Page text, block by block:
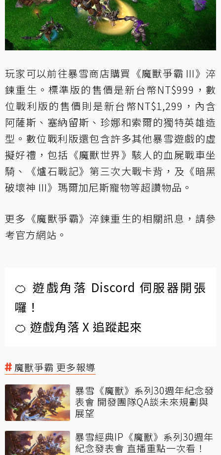
玩家可以前往暴雪商店購買《魔獸爭霸 III》淬
鍊重生。標準版的售價是新台幣NT$999，數
位戰利版的售價則是新台幣NT$1,299，內含
阿薩斯、塞納留斯、珍娜和索爾的獨特英雄造
型。數位戰利版還包含許多其他暴雪遊戲的虛
擬好禮，包括《魔獸世界》駭人的血屍戰車坐
騎、《爐石戰記》第三次大戰卡背，及《暗黑
破壞神 III》瑪爾加尼斯寵物等超讚物品。
更多《魔獸爭霸》淬鍊重生的相關訊息，請參
考官方網站 。
🍊 遊戲角落 Discord 伺服器開張
囉！
🍊 遊戲角落 X 追蹤起來
魔獸爭霸 更多報導
暴雪《魔獸》系列30週年紀念發
表會 開發團隊QA談未來規劃與
展望
暴雪經典IP《魔獸》系列30週年
紀念發表會 直播重點一次看！